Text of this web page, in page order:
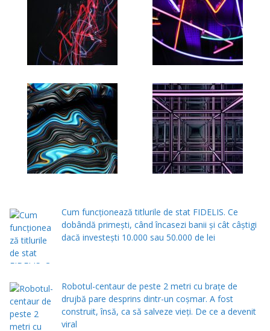
Cum funcționează titlurile de stat FIDELIS. Ce
dobândă primești, când încasezi banii şi cât câștigi
dacă investești 10.000 sau 50.000 de lei
Robotul-centaur de peste 2 metri cu brațe de
drujbă pare desprins dintr-un coșmar. A fost
construit, însă, ca să salveze vieți. De ce a devenit
viral